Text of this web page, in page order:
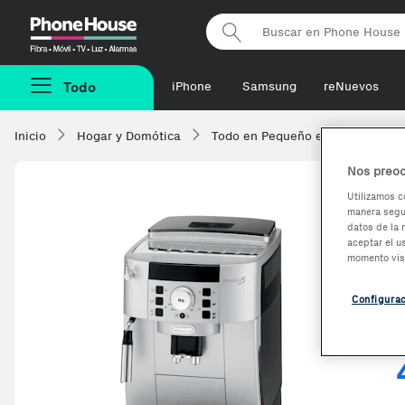
Phonehouse
Todo iPhone Samsung reNuevos
Inicio Hogar y Domótica Todo en Pequeño
Nos
Utilizamos
manera
datos de la
aceptar el
momento